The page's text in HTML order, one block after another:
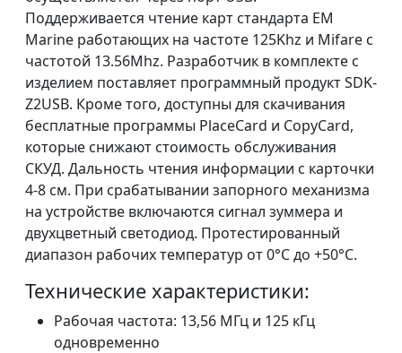
Поддерживается чтение карт стандарта EM
Marine работающих на частоте 125Khz и Mifare с
частотой 13.56Mhz. Разработчик в комплекте с
изделием поставляет программный продукт SDK-
Z2USB. Кроме того, доступны для скачивания
бесплатные программы PlaceCard и CopyCard,
которые снижают стоимость обслуживания
СКУД. Дальность чтения информации с карточки
4-8 см. При срабатывании запорного механизма
на устройстве включаются сигнал зуммера и
двухцветный светодиод. Протестированный
диапазон рабочих температур от 0°С до +50°С.
Технические характеристики:
Рабочая частота: 13,56 МГц и 125 кГц
одновременно